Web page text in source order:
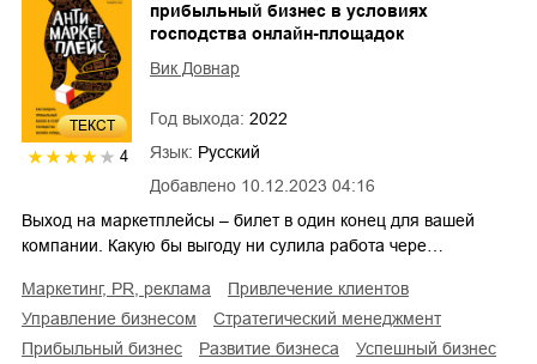
ТЕКСТ
4
Добавлено 10.12.2023 04:16
прибыльный бизнес в условиях
господства онлайн-площадок
Вик Довнар
Год выхода: 2022
Язык: Русский
Выход на маркетплейсы – билет в один конец для вашей
компании. Какую бы выгоду ни сулила работа чере…
маркетинг, PR, реклама
привлечение клиентов
управление бизнесом
стратегический менеджмент
прибыльный бизнес
развитие бизнеса
успешный бизнес